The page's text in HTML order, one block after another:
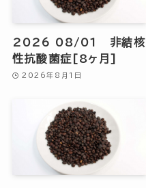
2026 08/01 非結核
性抗酸菌症[8ヶ月]
2026年8月1日